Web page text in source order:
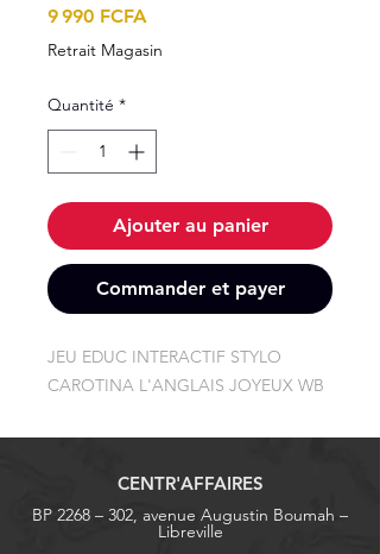
9 990 FCFA
Retrait Magasin
Quantité *
Ajouter au panier
Commander et payer
JEU EDUC INTERACTIF STYLO
CAROTINA L'ANGLAIS JOYEUX WB
CENTR'AFFAIRES
BP 2268 – 302, avenue Augustin Boumah –
Libreville